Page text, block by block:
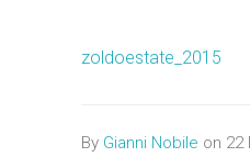
zoldoestate_2015
By Gianni Nobile on 22